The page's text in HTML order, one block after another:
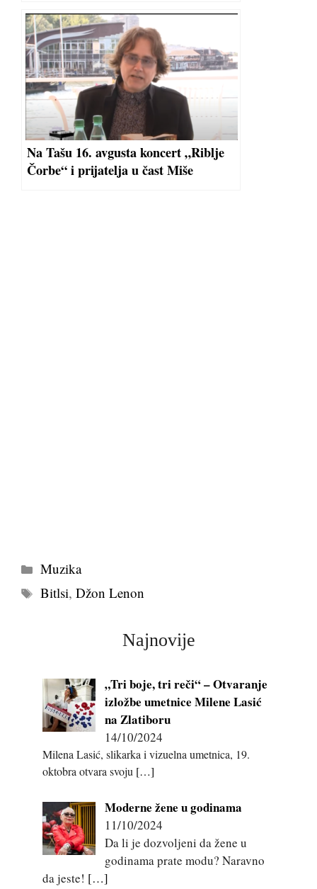
Na Tašu 16. avgusta koncert „Riblje
Čorbe“ i prijatelja u čast Miše
Kategorije
Muzika
Tags
Bitlsi,Džon Lenon
Najnovije
„Tri boje, tri reči“ – Otvaranje
izložbe umetnice Milene Lasić
na Zlatiboru
14/10/2024
Milena Lasić, slikarka i vizuelna umetnica, 19.
oktobra otvara svoju […]
Moderne žene u godinama
11/10/2024
Da li je dozvoljeni da žene u
godinama prate modu? Naravno
da jeste! […]